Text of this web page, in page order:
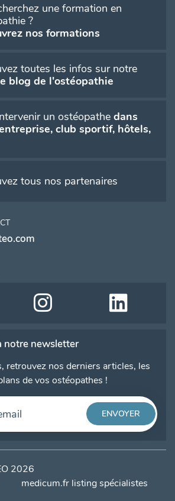
une formation en
?
nos formations
toutes les infos sur notre
blog de l'ostéopathie
un ostéopathe dans
club sportif, hôtels,
tous nos partenaires
notre newsletter
retrouvez nos derniers articles, les
de vos ostéopathes !
2026
medicum.fr listing spécialistes